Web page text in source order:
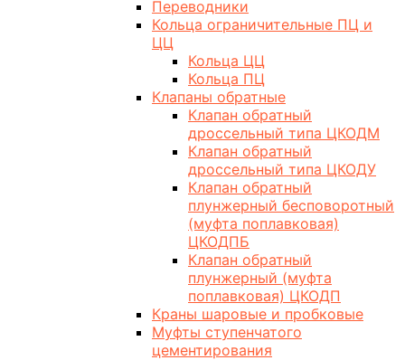
Переводники
Кольца ограничительные ПЦ и
ЦЦ
Кольца ЦЦ
Кольца ПЦ
Клапаны обратные
Клапан обратный
дроссельный типа ЦКОДМ
Клапан обратный
дроссельный типа ЦКОДУ
Клапан обратный
плунжерный бесповоротный
(муфта поплавковая)
ЦКОДПБ
Клапан обратный
плунжерный (муфта
поплавковая) ЦКОДП
Краны шаровые и пробковые
Муфты ступенчатого
цементирования